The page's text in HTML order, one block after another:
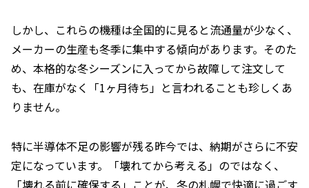
しかし、これらの機種は全国的に見ると流通量が少なく、
メーカーの生産も冬季に集中する傾向があります。そのた
め、本格的な冬シーズンに入ってから故障して注文して
も、在庫がなく「1ヶ月待ち」と言われることも珍しくあ
りません。
特に半導体不足の影響が残る昨今では、納期がさらに不安
定になっています。「壊れてから考える」のではなく、
「壊れる前に確保する」ことが、冬の札幌で快適に過ごす